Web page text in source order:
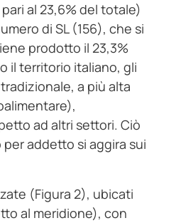
al 23,6% del totale)
di SL (156), che si
prodotto il 23,3%
il territorio italiano, gli
a più alta
ad altri settori. Ciò
addetto si aggira sui
(Figura 2), ubicati
al meridione), con